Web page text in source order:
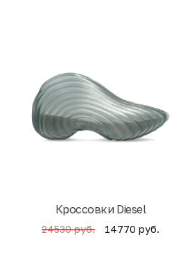
Кроссовки Diesel
24530 руб. 14770 руб.